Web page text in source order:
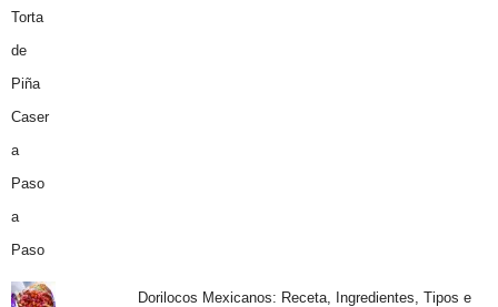
Dorilocos Mexicanos: Receta, Ingredientes, Tipos e